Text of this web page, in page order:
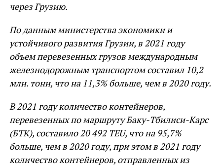
через Грузию.
По данным министерства экономики и
устойчивого развития Грузии, в 2021 году
объем перевезенных грузов международным
железнодорожным транспортом составил 10,2
млн. тонн, что на 11,3% больше, чем в 2020 году.
В 2021 году количество контейнеров,
перевезенных по маршруту Баку-Тбилиси-Карс
(БТК), составило 20 492 TEU, что на 95,7%
больше, чем в 2020 году, при этом в 2021 году
количество контейнеров, отправленных из